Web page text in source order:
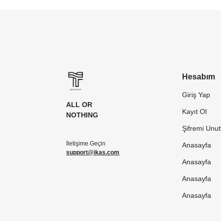
ALL OR
NOTHING
İletişime Geçin
support@ikas.com
Hesabım
Giriş Yap
Kayıt Ol
Şifremi
Anasayfa
Anasayfa
Anasayfa
Anasayfa